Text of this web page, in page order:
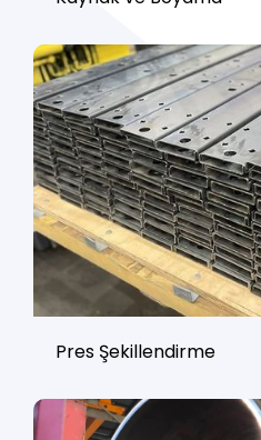
Pres Şekillendirme